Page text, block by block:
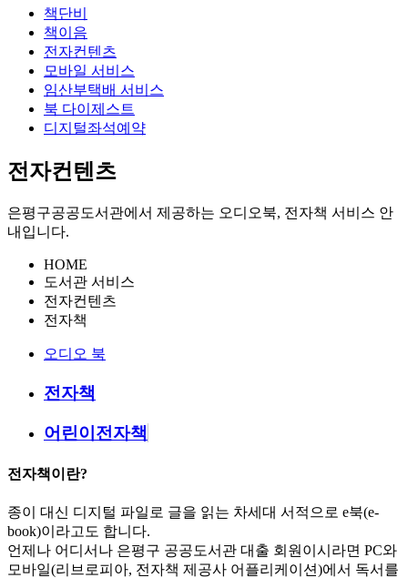
책단비
책이음
전자컨텐츠
모바일 서비스
임산부택배 서비스
북 다이제스트
디지털좌석예약
전자컨텐츠
은평구공공도서관에서 제공하는 오디오북, 전자책 서비스 안
내입니다.
HOME
도서관 서비스
전자컨텐츠
전자책
오디오 북
전자책
어린이전자책
전자책이란?
종이 대신 디지털 파일로 글을 읽는 차세대 서적으로 e북(e-
book)이라고도 합니다.
언제나 어디서나 은평구 공공도서관 대출 회원이시라면 PC와
모바일(리브로피아, 전자책 제공사 어플리케이션)에서 독서를